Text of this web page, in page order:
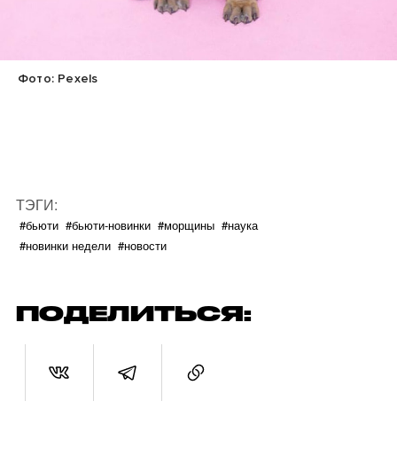
Фото: Pexels
ТЭГИ:
#бьюти #бьюти-новинки #морщины #наука
#новинки недели #новости
ПОДЕЛИТЬСЯ: